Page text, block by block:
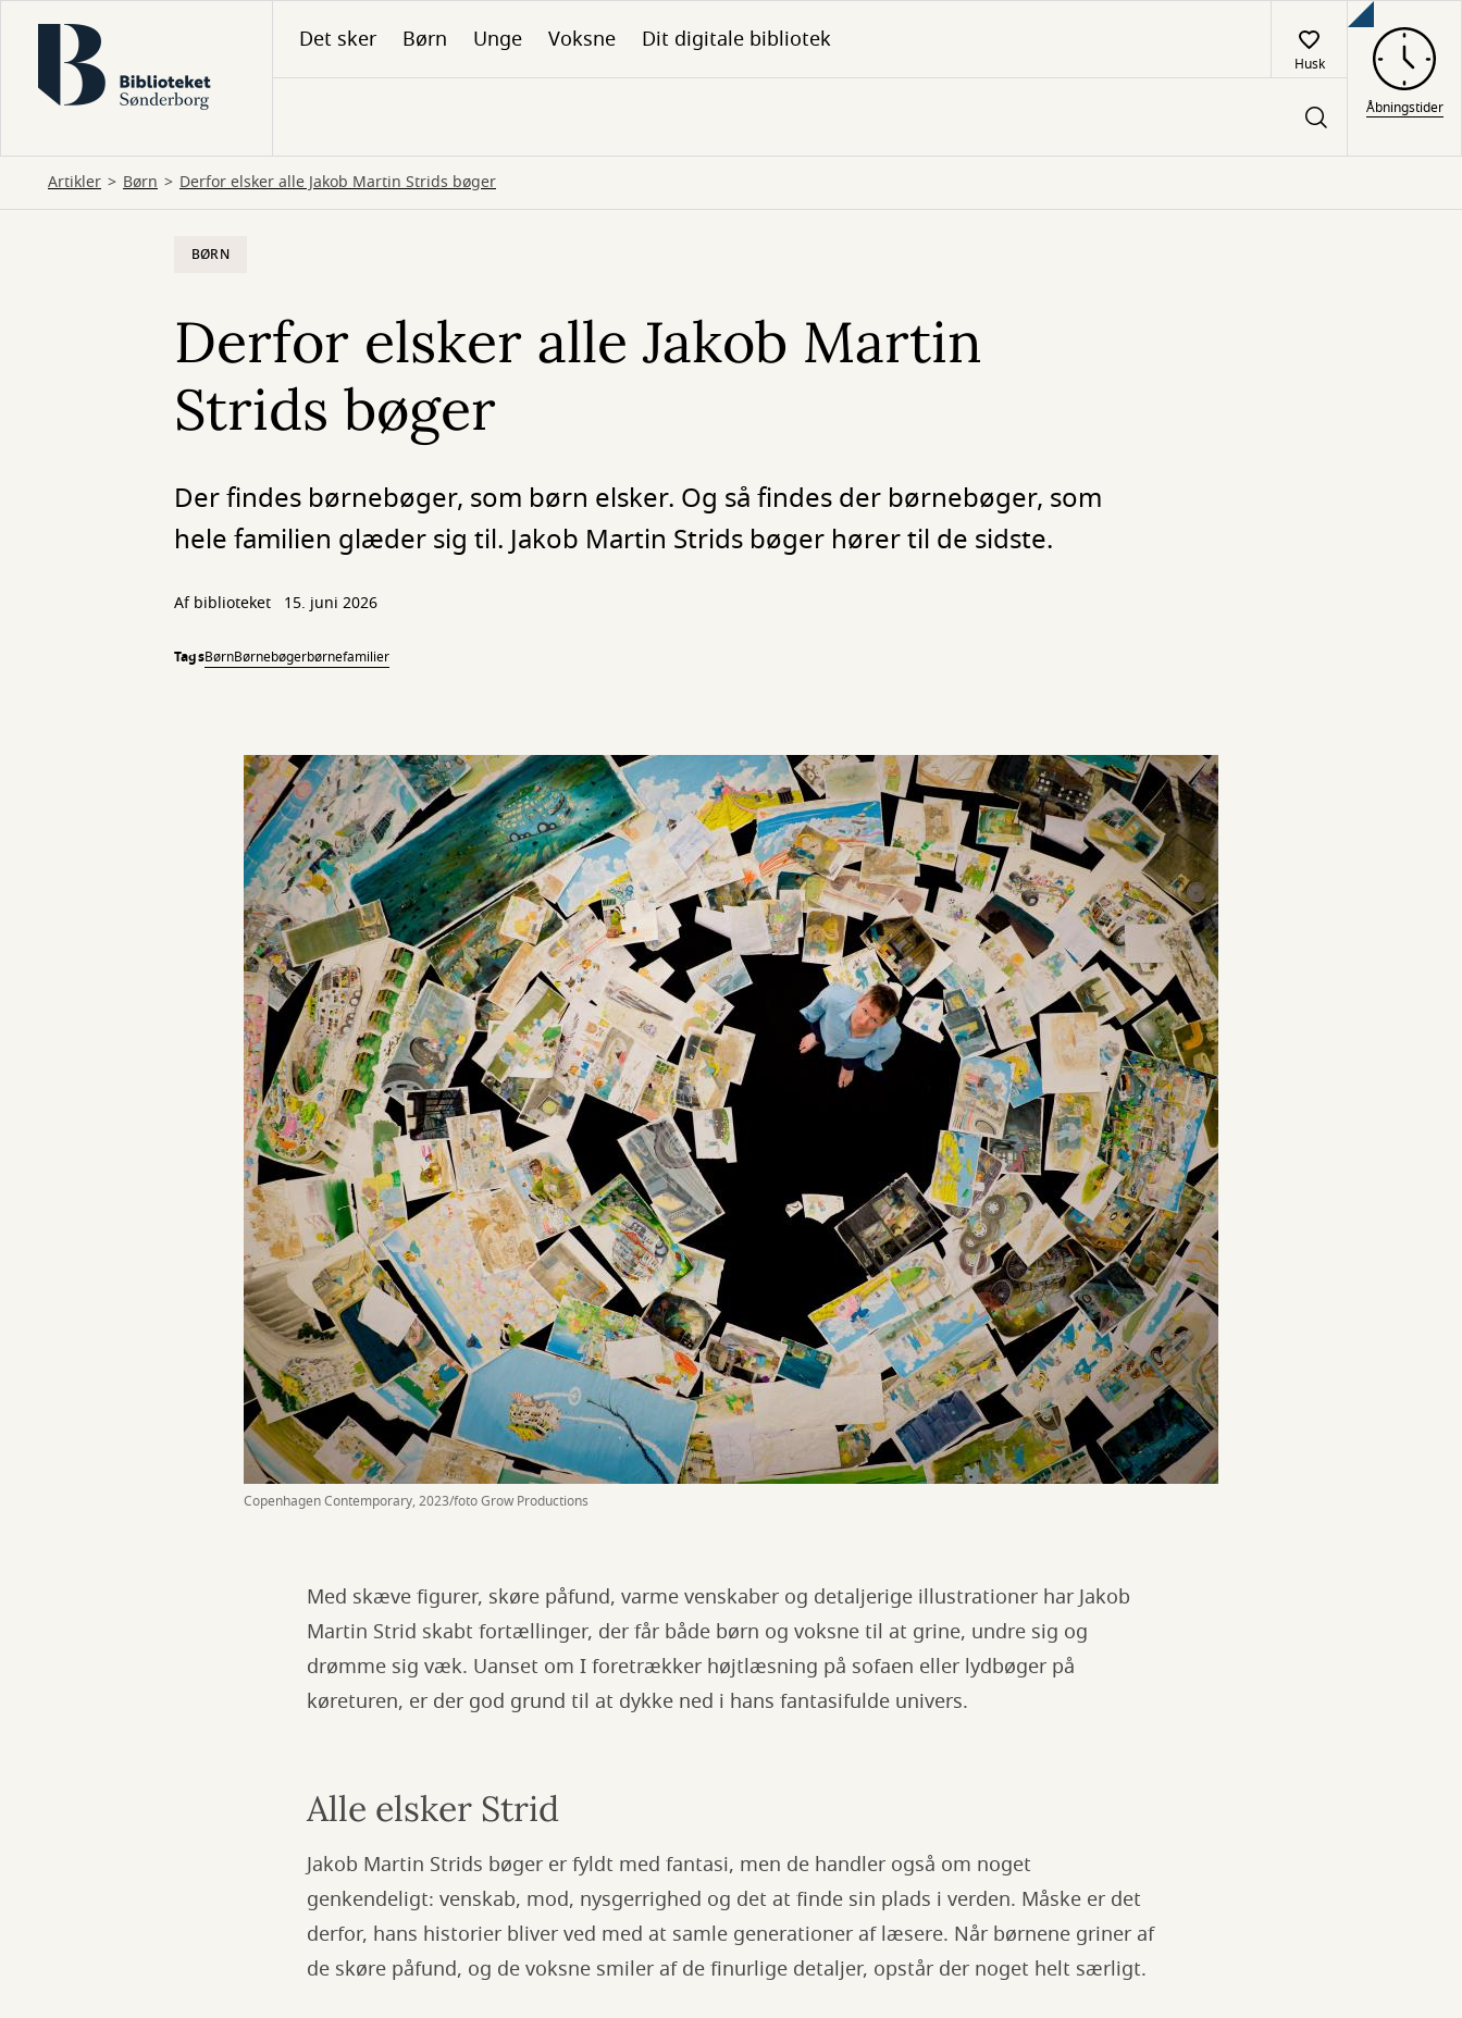
hovedindhold
Det sker Børn Unge Voksne Dit digitale bibliotek
Husk
Åbningstider
Artikler Børn Derfor elsker alle Jakob Martin Strids bøger
BØRN
Derfor elsker alle Jakob Martin
Strids bøger
Der findes børnebøger, som børn elsker. Og så findes der børnebøger, som
hele familien glæder sig til. Jakob Martin Strids bøger hører til de sidste.
Af biblioteket 15. juni 2026
TagsBørnBørnebøgerbørnefamilier
Copenhagen Contemporary, 2023/foto Grow Productions
Med skæve figurer, skøre påfund, varme venskaber og detaljerige illustrationer har Jakob
Martin Strid skabt fortællinger, der får både børn og voksne til at grine, undre sig og
drømme sig væk. Uanset om I foretrækker højtlæsning på sofaen eller lydbøger på
køreturen, er der god grund til at dykke ned i hans fantasifulde univers.
Alle elsker Strid
Jakob Martin Strids bøger er fyldt med fantasi, men de handler også om noget
genkendeligt: venskab, mod, nysgerrighed og det at finde sin plads i verden. Måske er det
derfor, hans historier bliver ved med at samle generationer af læsere. Når børnene griner af
de skøre påfund, og de voksne smiler af de finurlige detaljer, opstår der noget helt særligt.